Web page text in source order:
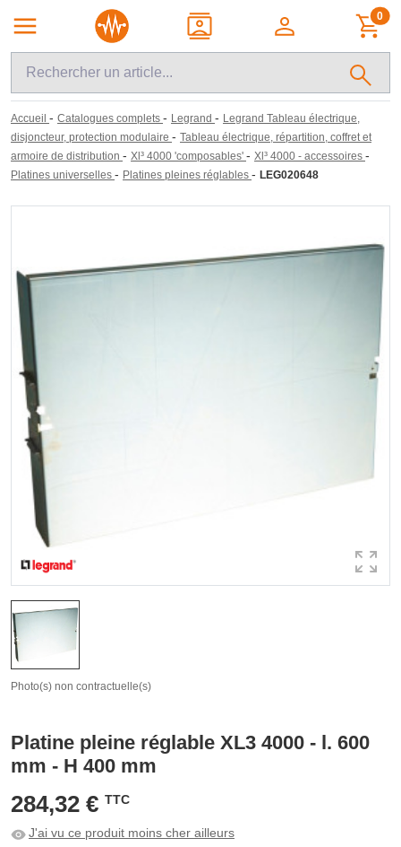
0
Accueil - Catalogues complets - Legrand - Legrand Tableau électrique,
disjoncteur, protection modulaire - Tableau électrique, répartition, coffret et
armoire de distribution - Xl³ 4000 'composables' - Xl³ 4000 - accessoires -
Platines universelles - Platines pleines réglables - LEG020648
Photo(s) non contractuelle(s)
Platine pleine réglable XL3 4000 - l. 600
mm - H 400 mm
284,32 € TTC
J'ai vu ce produit moins cher ailleurs